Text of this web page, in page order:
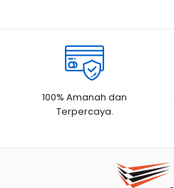
100% Amanah dan
Terpercaya.